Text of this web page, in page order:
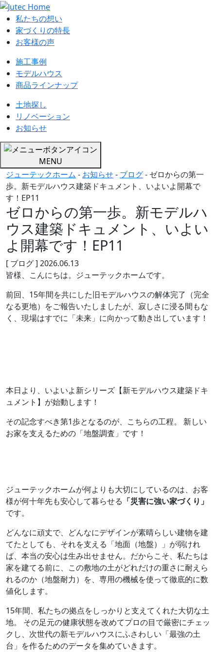
私たちの想い
家づくりの特長
お客様の声
施工事例
モデルハウス
商品ラインナップ
土地探し
リノベーション
お知らせ
MENU
ジューテックホーム - お知らせ- ブログ- ゼロからの第一
歩。新モデルハウス建築ドキュメント、いよいよ開幕で
す！EP11
ゼロからの第一歩。新モデルハ
ウス建築ドキュメント、いよい
よ開幕です！EP11
[ ブログ ] 2026.06.13
皆様、こんにちは。ジューテックホームです。
前回、15年間を共にした旧モデルハウスの解体完了（完全
なる更地）をご報告いたしましたが、寂しさに浸る間もな
く、現場はすでに「未来」に向かって動き出しています！
本日より、いよいよ新シリーズ【新モデルハウス建築ドキ
ュメント】が始動します！
その記念すべき第1歩となるのが、こちらの工程。 新しい
お家を支えるための「地盤調査」です！
ジューテックホームが何よりも大切にしているのは、お客
様が何十年先も安心して暮らせる 「災害に強い家づくり」
です。
どんなに頑丈で、どんなにデザインが素晴らしい建物を建
てたとしても、それを支える「地面（地盤）」が弱けれ
ば、本当の安心は生み出せません。だからこそ、私たちは
家を建てる前に、この敷地の土がどれだけの重さに耐えら
れるのか（地盤耐力）を、専用の機械を使って徹底的に数
値化します。
15年間、私たちの拠点をしっかりと支えてくれた大切な土
地。 その足元の健康状態を改めてプロの目で厳密にチェッ
クし、次世代の新モデルハウスにふさわしい「最強の土
台」を作るためのデータを集めていきます。